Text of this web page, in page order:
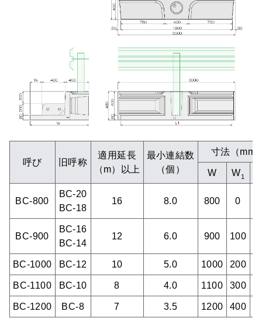
呼び 旧呼称
適用延長
（m）以上
最小連結数
（個）
寸法（mm
W W1
BC-800
BC-20
BC-18
16 8.0 800 0
BC-900
BC-16
BC-14
12 6.0 900 100
BC-1000 BC-12 10 5.0 1000 200
BC-1100 BC-10 8 4.0 1100 300
BC-1200 BC-8 7 3.5 1200 400